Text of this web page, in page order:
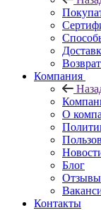
Компания
О
Блог
Отзывы
Контакты